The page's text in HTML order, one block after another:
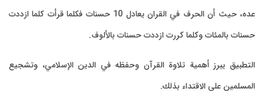
عده، حيث أن الحرف في القران يعادل 10 حسنات فكلما قرأت كلما ازددت
حسنات بالمئات وكلما كررت ازددت حسنات بالألوف.
التطبيق يبرز أهمية تلاوة القرآن وحفظه في الدين الإسلامي، وتشجيع
المسلمين على الاقتداء بذلك.